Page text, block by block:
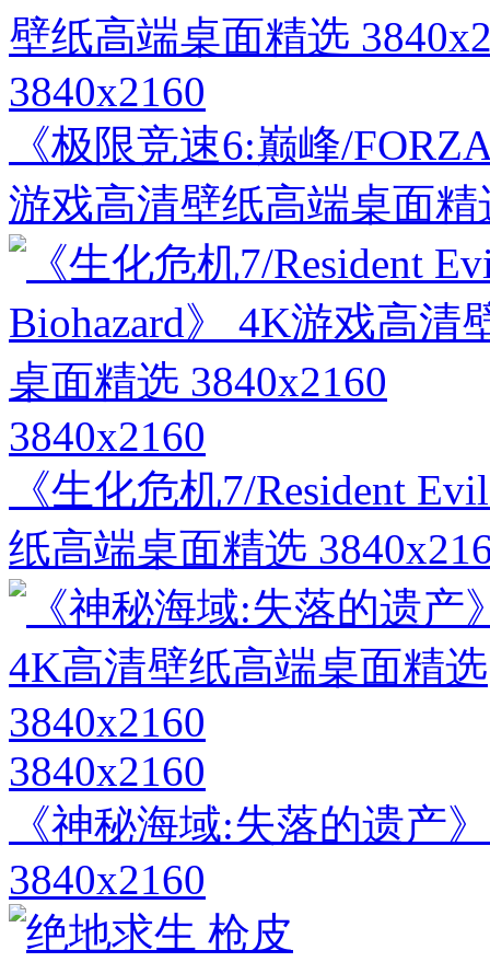
3840x2160
《极限竞速6:巅峰/
游戏高清壁纸高端桌面精
3840x2160
《生化危机7/Resident
纸高端桌面精选
3840x2160
《神秘海域:失落的遗产
3840x2160